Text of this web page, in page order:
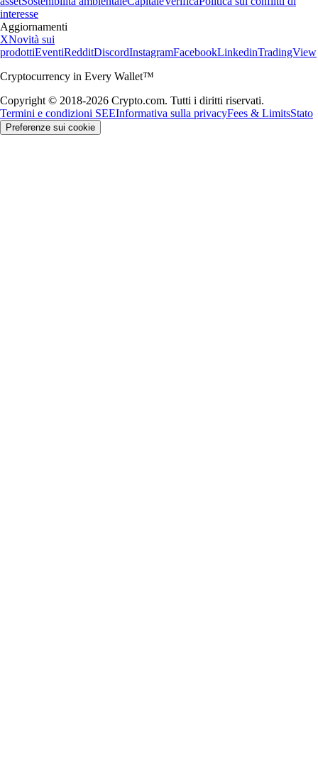
interesse
Aggiornamenti
XNovità sui
prodottiEventiRedditDiscordInstagramFacebookLinkedinTradingView
Cryptocurrency in Every Wallet™
Copyright © 2018-2026 Crypto.com. Tutti i diritti riservati.
Termini e condizioni SEEInformativa sulla privacyFees & LimitsStato
Preferenze sui cookie